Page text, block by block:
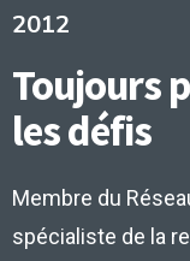
2012
Toujours
les défis
Membre du
spécialiste de la